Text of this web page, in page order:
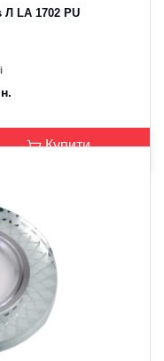
Л LA 1702 PU
Купити